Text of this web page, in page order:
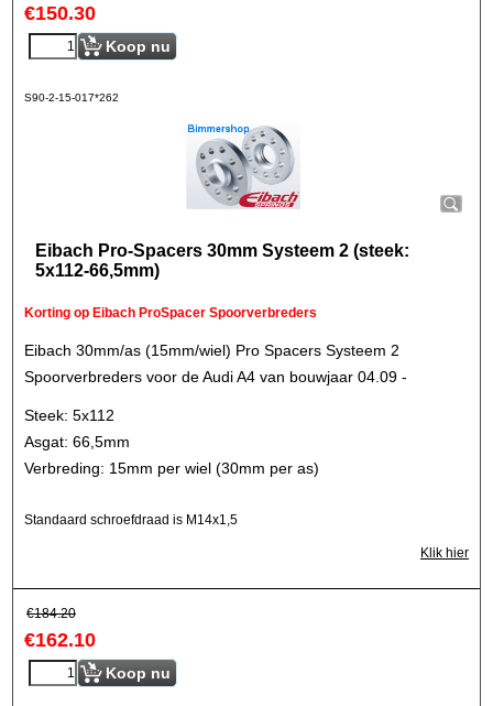
€150.30
Koop nu
S90-2-15-017*262
Eibach Pro-Spacers 30mm Systeem 2 (steek:
5x112-66,5mm)
Korting op Eibach ProSpacer Spoorverbreders
Eibach 30mm/as (15mm/wiel) Pro Spacers Systeem 2
Spoorverbreders voor de Audi A4 van bouwjaar 04.09 -
Steek: 5x112
Asgat: 66,5mm
Verbreding: 15mm per wiel (30mm per as)
Standaard schroefdraad is M14x1,5
Klik hier
€184.20
€162.10
Koop nu